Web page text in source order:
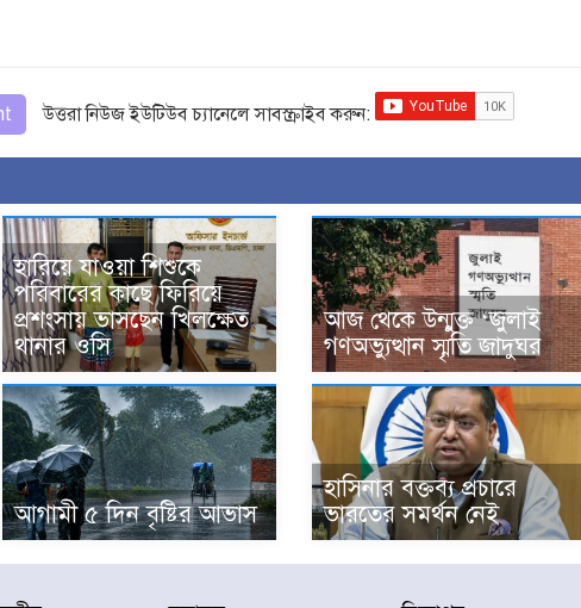
উত্তরা নিউজ ইউটিউব চ্যানেলে সাবস্ক্রাইব করুন:
হারিয়ে যাওয়া শিশুকে
পরিবারের কাছে ফিরিয়ে
প্রশংসায় ভাসছেন খিলক্ষেত
থানার ওসি
আজ থেকে উন্মুক্ত ‘জুলাই
গণঅভ্যুত্থান স্মৃতি জাদুঘর
আগামী ৫ দিন বৃষ্টির আভাস
হাসিনার বক্তব্য প্রচারে
ভারতের সমর্থন নেই